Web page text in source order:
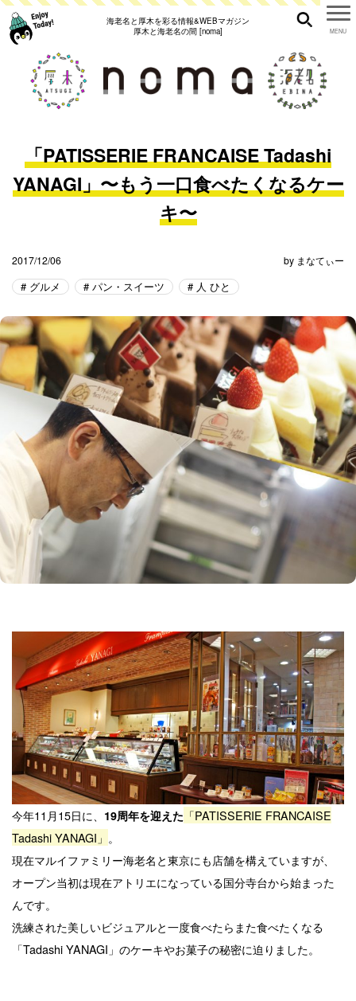
海老名と厚木を彩る情報&WEBマガジン
厚木と海老名の間 [noma]
「PATISSERIE FRANCAISE Tadashi
YANAGI」〜もう一口食べたくなるケー
キ〜
2017/12/06 by まなてぃー
グルメ パン・スイーツ 人 ひと
今年11月15日に、 19周年を迎えた 「PATISSERIE FRANCAISE
Tadashi YANAGI」 。
現在マルイファミリー海老名と東京にも店舗を構えていますが、
オープン当初は現在アトリエになっている国分寺台から始まった
んです。
洗練された美しいビジュアルと一度食べたらまた食べたくなる
「Tadashi YANAGI」のケーキやお菓子の秘密に迫りました。